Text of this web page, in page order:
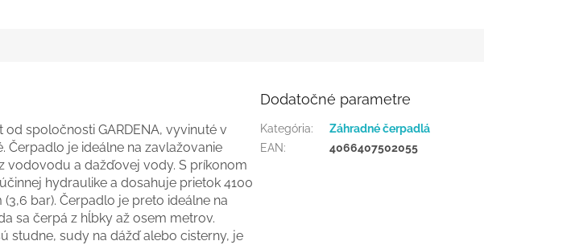
spoločnosti GARDENA, vyvinuté v
Čerpadlo je ideálne na zavlažovanie
vodovodu a dažďovej vody. S príkonom
hydraulike a dosahuje prietok 4100
bar). Čerpadlo je preto ideálne na
sa čerpá z hĺbky až osem metrov.
studne, sudy na dážď alebo cisterny, je
Dodatočné parametre
Kategória:
Záhradné čerpadlá
EAN: 4066407502055